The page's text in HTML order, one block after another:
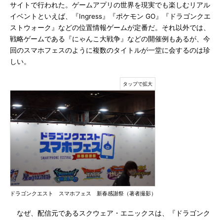
サイトで行われた。ゲームアプリの世界を現実でも楽しむリアル
イベントといえば、『Ingress』『ポケモン GO』『ドラゴンクエ
ストウォーク』などの位置情報ゲームが定番だ。それ以外では、
戦略ゲームである『にゃんこ大戦争』などの開催例もあるが、今
回のスマホフェスのように複数のタイトルが一堂に会するのは珍
しい。
ドラゴンクエスト スマホフェス 新春感謝祭（著者撮影）
なぜ、配信元であるスクウェア・エニックスは、『ドラゴンク